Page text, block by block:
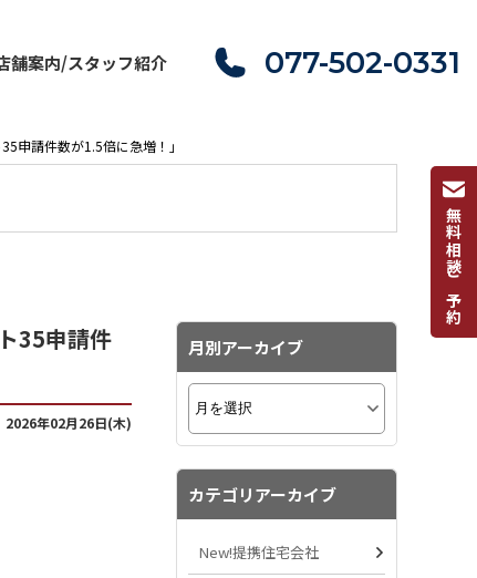
舗案内/スタッフ紹介 077-502-0331
無料相談ご予約
申請件数が1.5倍に急増！」
35申請件
2026年02月26日(木)
月別アーカイブ
カテゴリアーカイブ
New!提携住宅会社